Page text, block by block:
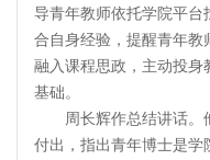
导青年教师依托学院平台
合自身经验，提醒青年教
融入课程思政，主动投身
基础。
周长辉作总结讲话。
付出，指出青年博士是学